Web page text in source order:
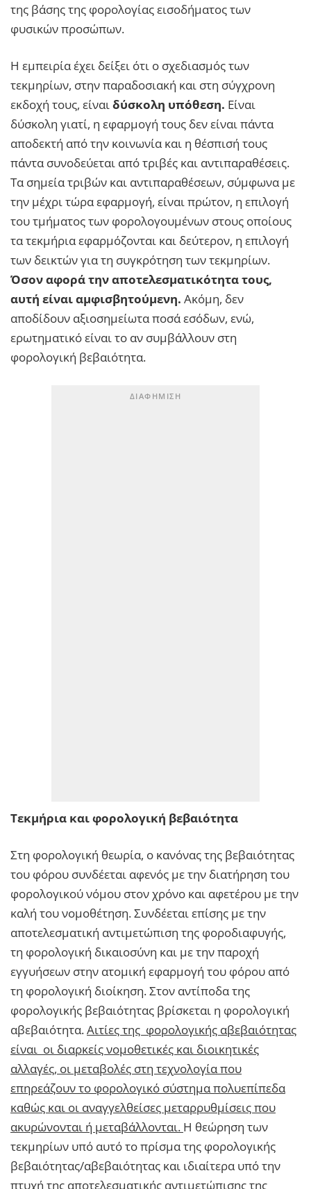
της βάσης της φορολογίας εισοδήματος των
φυσικών προσώπων.
Η εμπειρία έχει δείξει ότι ο σχεδιασμός των
τεκμηρίων, στην παραδοσιακή και στη σύγχρονη
εκδοχή τους, είναιδύσκολη υπόθεση. Είναι
δύσκολη γιατί, η εφαρμογή τους δεν είναι πάντα
αποδεκτή από την κοινωνία και η θέσπισή τους
πάντα συνοδεύεται από τριβές και αντιπαραθέσεις.
Τα σημεία τριβών και αντιπαραθέσεων, σύμφωνα με
την μέχρι τώρα εφαρμογή, είναι πρώτον, η επιλογή
του τμήματος των φορολογουμένων στους οποίους
τα τεκμήρια εφαρμόζονται και δεύτερον, η επιλογή
των δεικτών για τη συγκρότηση των τεκμηρίων.
Όσον αφορά την αποτελεσματικότητα τους,
αυτή είναι αμφισβητούμενη. Ακόμη, δεν
αποδίδουν αξιοσημείωτα ποσά εσόδων, ενώ,
ερωτηματικό είναι το αν συμβάλλουν στη
φορολογική βεβαιότητα.
Τεκμήρια και φορολογική βεβαιότητα
Στη φορολογική θεωρία, ο κανόνας της βεβαιότητας
του φόρου συνδέεται αφενός με την διατήρηση του
φορολογικού νόμου στον χρόνο και αφετέρου με την
καλή του νομοθέτηση. Συνδέεται επίσης με την
αποτελεσματική αντιμετώπιση της φοροδιαφυγής,
τη φορολογική δικαιοσύνη και με την παροχή
εγγυήσεων στην ατομική εφαρμογή του φόρου από
τη φορολογική διοίκηση. Στον αντίποδα της
φορολογικής βεβαιότητας βρίσκεται η φορολογική
αβεβαιότητα.Αιτίες της φορολογικής αβεβαιότητας
είναι οι διαρκείς νομοθετικές και διοικητικές
αλλαγές, οι μεταβολές στη τεχνολογία που
επηρεάζουν το φορολογικό σύστημα πολυεπίπεδα
καθώς και οι αναγγελθείσες μεταρρυθμίσεις που
ακυρώνονται ή μεταβάλλονται. Η θεώρηση των
τεκμηρίων υπό αυτό το πρίσμα της φορολογικής
βεβαιότητας/αβεβαιότητας και ιδιαίτερα υπό την
πτυχή της αποτελεσματικής αντιμετώπισης της